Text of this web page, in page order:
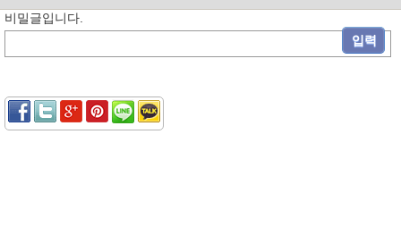
비밀글입니다.